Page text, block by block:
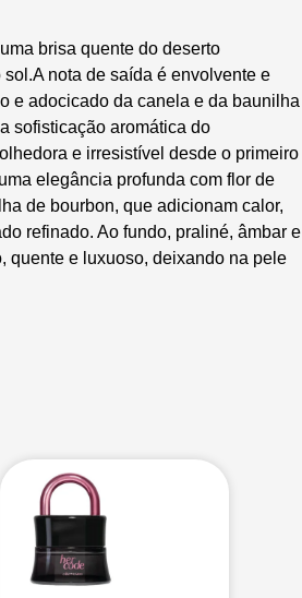
brisa quente do deserto
nota de saída é envolvente e
e adocicado da canela e da baunilha
sofisticação aromática do
e irresistível desde o primeiro
elegância profunda com flor de
de bourbon, que adicionam calor,
refinado. Ao fundo, praliné, âmbar e
quente e luxuoso, deixando na pele